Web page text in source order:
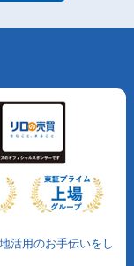
活用のお手伝いをし